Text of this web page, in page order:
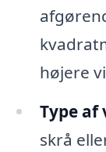
højere
Type af
skrå